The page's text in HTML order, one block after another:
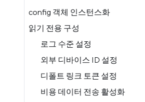
config 객체 인스턴스화
읽기 전용 구성
로그 수준 설정
외부 디바이스 ID 설정
디폴트 링크 토큰 설정
비용 데이터 전송 활성화